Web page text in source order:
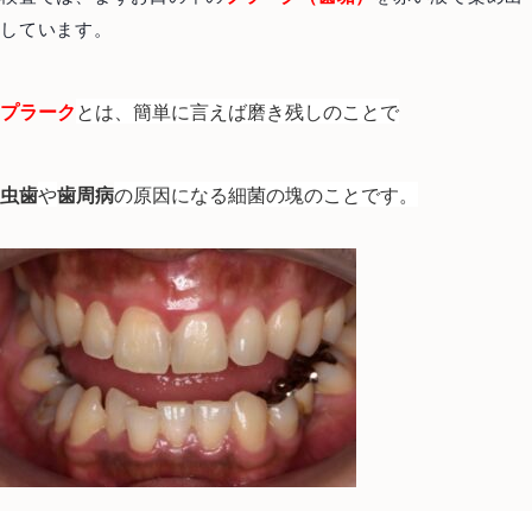
しています。
プラーク とは、簡単に言えば磨き残しのことで
虫歯や歯周病の原因になる細菌の塊のことです。